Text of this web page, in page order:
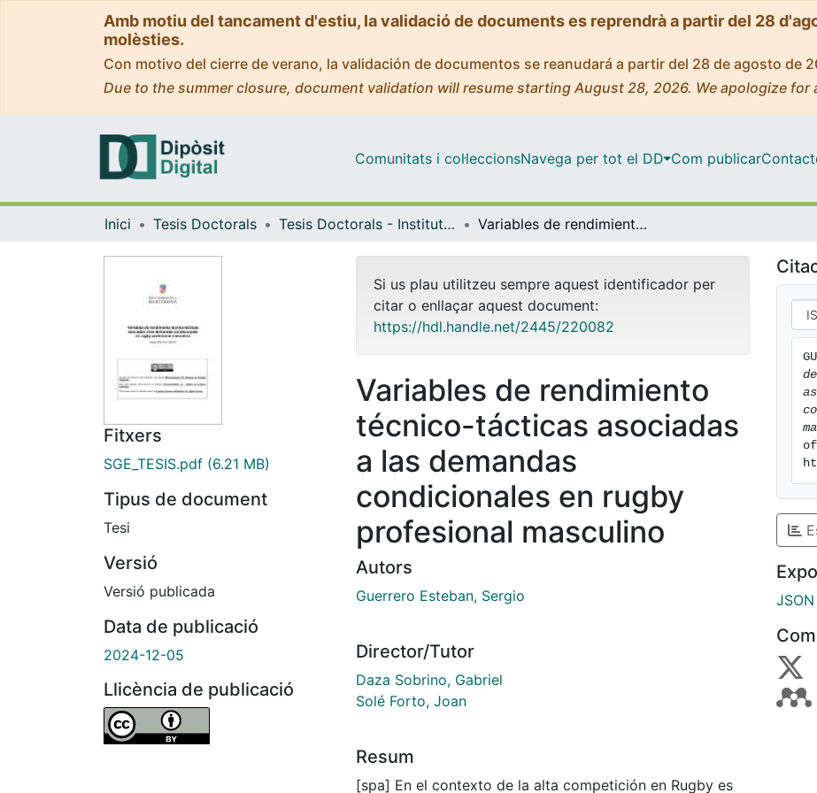
Amb motiu del tancament d'estiu, la validació de documents es reprendrà a partir del 28
molèsties.
Con motivo del cierre de verano, la validación de documentos se reanudará a partir del 28 de agosto de
Due to the summer closure, document validation will resume starting August 28, 2026. We apologize for
Comunitats i col·leccionsNavega per tot el DD Com publicar
Inici Tesis Doctorals Tesis Doctorals - Institut Nacional d'Educació Física de Catalunya (INEFC) - Barcelona Variables de rendimiento técnico-tácticas asociadas a las demandas condicionales en rugby profesional masculino
Fitxers
SGE_TESIS.pdf (6.21 MB)
Tipus de document
Tesi
Versió
Versió publicada
Data de publicació
2024-12-05
Llicència de publicació
Si us plau utilitzeu sempre aquest identificador per
citar o enllaçar aquest document:
https://hdl.handle.net/2445/220082
Variables de rendimiento
técnico-tácticas asociadas
a las demandas
condicionales en rugby
profesional masculino
Autors
Guerrero Esteban, Sergio
Director/Tutor
Daza Sobrino, Gabriel
Solé Forto, Joan
Resum
[spa] En el contexto de la alta competición en Rugby es
JSON